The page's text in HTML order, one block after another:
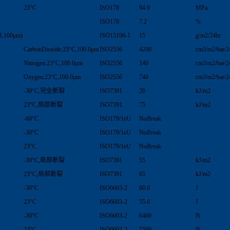
23°C
ISO178 94.0
MPa
ISO178
7.2
%
ISO15106-1 15
g/m2/24hr
CarbonDioxide:23°C,100.0μmISO2556 4200
cm3/m2/bar/
Nitrogen:23°C,100.0μm
ISO2556 140
cm3/m2/bar/
Oxygen:23°C,100.0μm
ISO2556 740
cm3/m2/bar/
-30°C,完全断裂
ISO7391 20
kJ/m2
23°C,局部断裂
ISO7391 75
kJ/m2
-60°C
ISO179/1eU
NoBreak
-30°C
ISO179/1eU
NoBreak
23°C
ISO179/1eU
NoBreak
-30°C,局部断裂
ISO7391 55
kJ/m2
23°C,局部断裂
ISO7391 65
kJ/m2
-30°C
ISO6603-2 60.0
J
23°C
ISO6603-2 55.0
J
-30°C
ISO6603-2 6400
N